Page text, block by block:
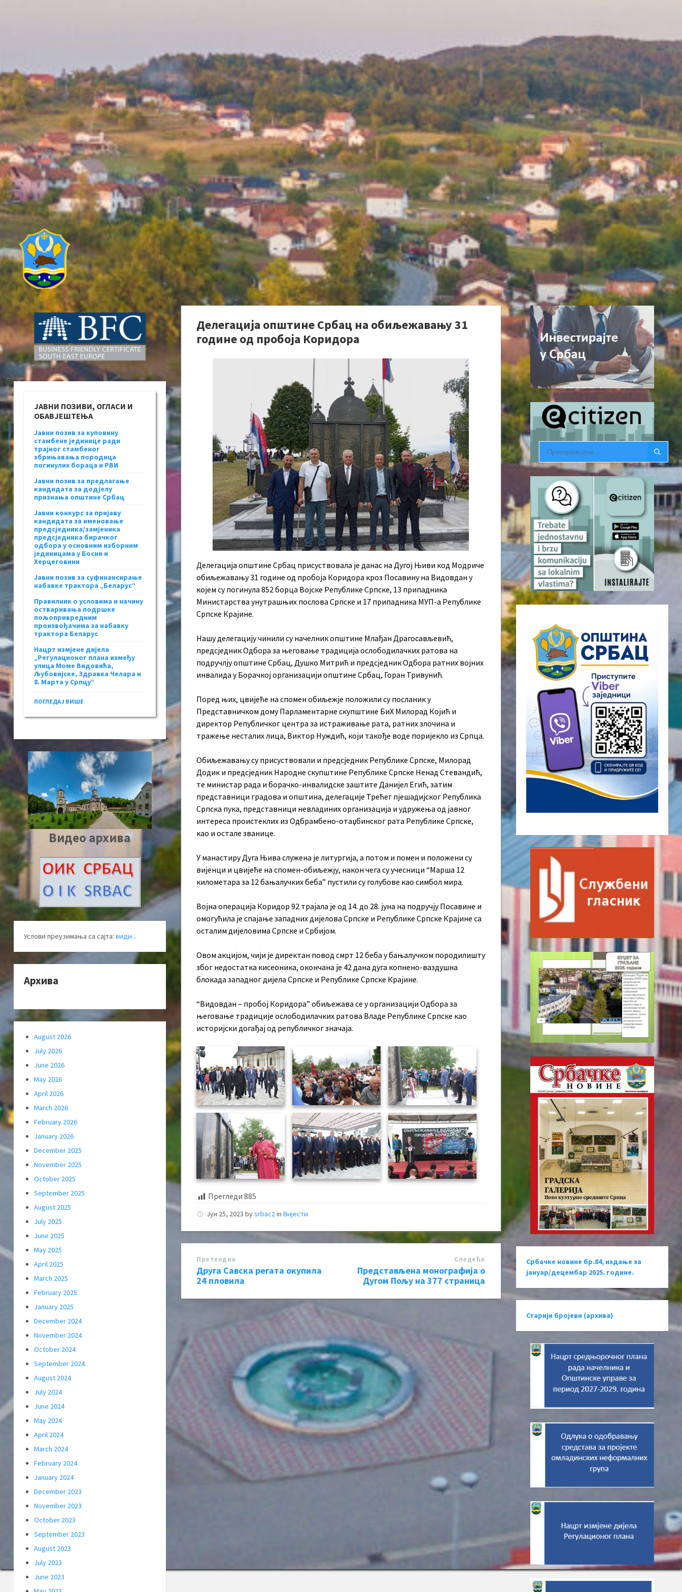
Делегација општине Србац на обиљежавању 31
године од пробоја Коридора
Делегација општине Србац присуствовала је данас на Дугој Њиви код Модриче
обиљежавању 31 године од пробоја Коридора кроз Посавину на Видовдан у
којем су погинула 852 борца Војске Републике Српске, 13 припадника
Министарства унутрашњих послова Српске и 17 припадника МУП-а Републике
Српске Крајине.
Нашу делегацију чинили су начелник општине Млађан Драгосављевић,
предсједник Одбора за његовање традиција ослободилачких ратова на
подручлју општине Србац, Душко Митрић и предсједник Одбора ратних војних
инвалида у Борачкој организацији општине Србац, Горан Тривунић.
Поред њих, цвијеће на спомен обиљежје положили су посланик у
Представничком дому Парламентарне скупштине БиХ Милорад Којић и
директор Републичког центра за истраживање рата, ратних злочина и
тражење несталих лица, Виктор Нуждић, који такође воде поријекло из Српца.
Обиљежавању су присуствовали и предсједник Републике Српске, Милорад
Додик и предсједник Народне скупштине Републике Српске Ненад Стевандић,
те министар рада и борачко-инвалидске заштите Данијел Егић, затим
представници градова и општина, делегације Трећег пјешадијског Република
Српска пука, представници невладиних организација и удружења од јавног
интереса проистеклих из Одбрамбено-отаџбинског рата Републике Српске,
као и остале званице.
У манастиру Дуга Њива служена је литургија, а потом и помен и положени су
вијенци и цвијеће на спомен-обиљежју, након чега су учесници “Марша 12
километара за 12 бањалучких беба” пустили су голубове као симбол мира.
Војна операција Коридор 92 трајала је од 14. до 28. јуна на подручју Посавине и
омогућила је спајање западних дијелова Српске и Републике Српске Крајине са
осталим дијеловима Српске и Србијом.
Овом акцијом, чији је директан повод смрт 12 беба у бањалучком породилишту
због недостатка кисеоника, окончана је 42 дана дуга копнено-ваздушна
блокада западног дијела Српске и Републике Српске Крајине.
“Видовдан – пробој Коридора” обиљежава се у организацији Одбора за
његовање традиције ослободилачких ратова Владе Републике Српске као
историјски догађај од републичког значаја.
Прегледи 885
Јун 25, 2023 bysrbac2 in Вијести
Претходна
Друга Савска регата окупила
24 пловила
Следећa
Представљена монографија о
Дугом Пољу на 377 страница
ЈАВНИ ПОЗИВИ, ОГЛАСИ И
ОБАВЈЕШТЕЊА
Јавни позив за куповину
стамбене јединице ради
трајног стамбеног
збрињавања породица
погинулих бораца и РВИ
Јавни позив за предлагање
кандидата за додјелу
признања општине Србац
Јавни конкурс за пријаву
кандидата за именовање
предсједника/замјеника
предсједника бирачког
одбора у основним изборним
јединицама у Босни и
Херцеговини
Јавни позив за суфинансирање
набавке трактора „Беларус“
Правилник о условима и начину
остваривања подршке
пољопривредним
произвођачима за набавку
трактора Беларус
Нацрт измјене дијела
„Регулационог плана између
улица Моме Видовића,
Љубовијске, Здравка Челара и
8. Марта у Српцу“
ПОГЛЕДАЈ ВИШЕ
Видео архива
Услови преузимања са сајта: види...
Архива
August 2026
July 2026
June 2026
May 2026
April 2026
March 2026
February 2026
January 2026
December 2025
November 2025
October 2025
September 2025
August 2025
July 2025
June 2025
May 2025
April 2025
March 2025
February 2025
January 2025
December 2024
November 2024
October 2024
September 2024
August 2024
July 2024
June 2024
May 2024
April 2024
March 2024
February 2024
January 2024
December 2023
November 2023
October 2023
September 2023
August 2023
July 2023
June 2023
Србачке новине бр.84, издање за
јануар/децембар 2025. године.
Старији бројеви (архива)